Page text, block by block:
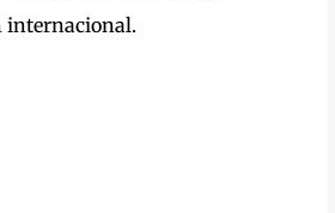
internacional.